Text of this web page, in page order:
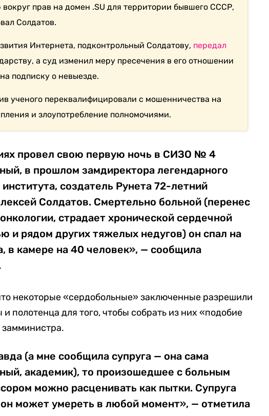
вокруг прав на домен .SU для территории бывшего СССР,
Солдатов.
Интернета, подконтрольный Солдатову, передал
а суд изменил меру пресечения в его отношении
подписку о невыезде.
ученого переквалифицировали с мошенничества на
и злоупотребление полномочиями.
провел свою первую ночь в СИЗО № 4
в прошлом замдиректора легендарного
создатель Рунета 72-летний
Солдатов. Смертельно больной (перенес
страдает хронической сердечной
и рядом других тяжелых недугов) он спал на
в камере на 40 человек», — сообщила
некоторые «сердобольные» заключенные разрешили
и полотенца для того, чтобы собрать из них «подобие
(а мне сообщила супруга — она сама
академик), то произошедшее с больным
можно расценивать как пытки. Супруга
может умереть в любой момент», — отметила